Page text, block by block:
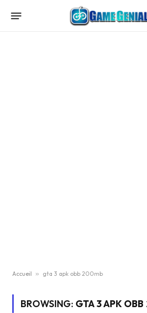
Accueil » gta 3 apk obb 200mb
BROWSING: GTA 3 APK